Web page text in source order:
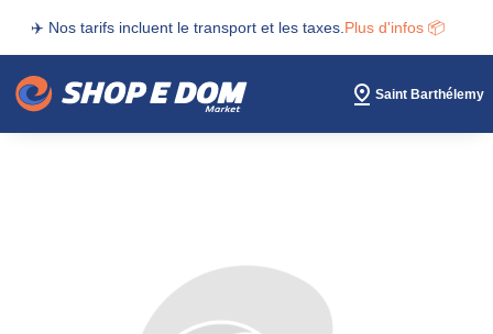
✈️ Nos tarifs incluent le transport et les taxes. Plus d'infos 📦
Saint Barthélemy